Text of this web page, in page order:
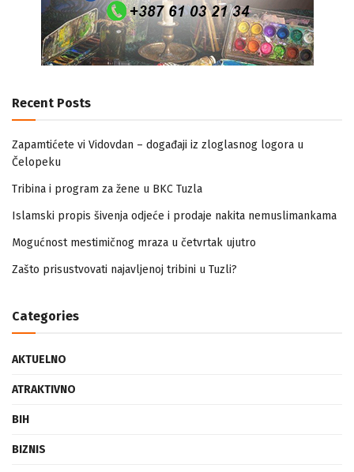
Recent Posts
Zapamtićete vi Vidovdan – događaji iz zloglasnog logora u
Čelopeku
Tribina i program za žene u BKC Tuzla
Islamski propis šivenja odjeće i prodaje nakita nemuslimankama
Mogućnost mestimičnog mraza u četvrtak ujutro
Zašto prisustvovati najavljenoj tribini u Tuzli?
Categories
AKTUELNO
ATRAKTIVNO
BIH
BIZNIS